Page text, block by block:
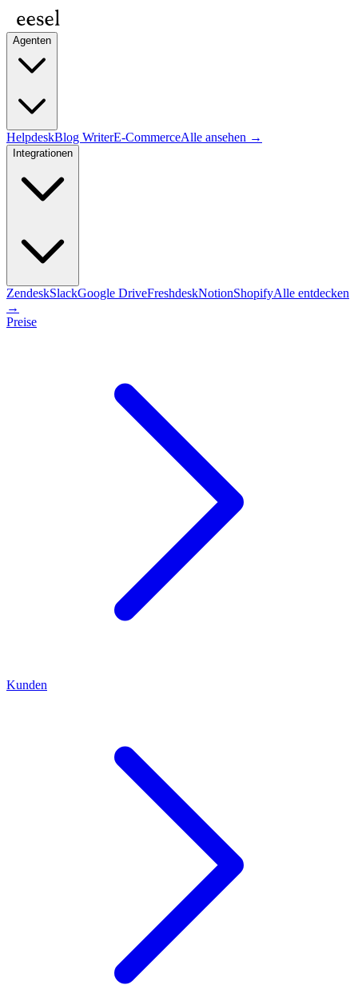
Agenten
HelpdeskBlog WriterE-CommerceAlle ansehen →
Integrationen
ZendeskSlackGoogle DriveFreshdeskNotionShopifyAlle entdecken
→
Preise
Kunden